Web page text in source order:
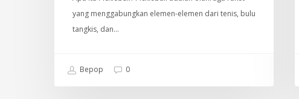
yang menggabungkan elemen-elemen dari tenis, bulu
tangkis, dan…
Bepop 0